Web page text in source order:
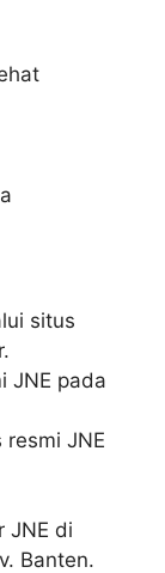
situs
JNE pada
JNE
JNE di
Banten.